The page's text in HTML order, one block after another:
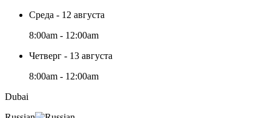
Среда - 12 августа
8:00am - 12:00am
Четверг - 13 августа
8:00am - 12:00am
Dubai